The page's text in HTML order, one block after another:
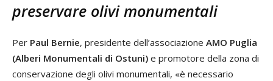
preservare olivi monumentali
Per Paul Bernie, presidente dell’associazione AMO Puglia
(Alberi Monumentali di Ostuni) e promotore della zona di
conservazione degli olivi monumentali, «è necessario